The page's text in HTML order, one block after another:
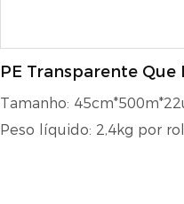
PE Transparente Que
Filme Para Uso Em
De Paletes
Tamanho:
Peso líquido: 2,4kg por